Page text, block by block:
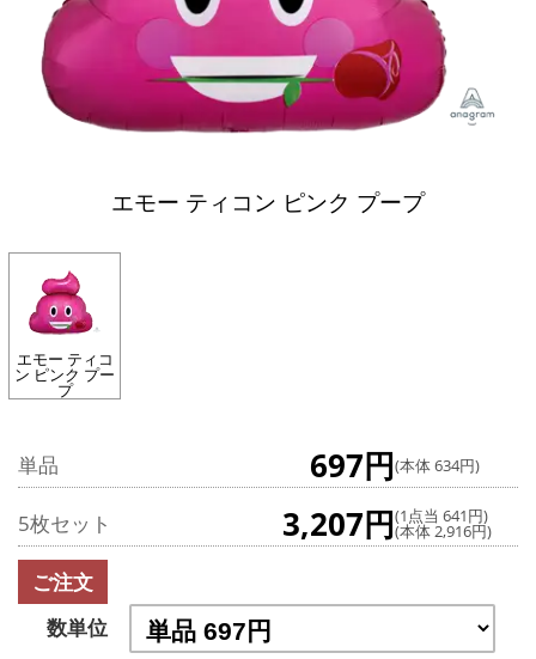
エモー ティコン ピンク プープ
エモー ティコ
ン ピンク プー
プ
単品 697円(本体 634円)
5枚セット 3,207円(1点当 641円)
(本体 2,916円)
ご注文
数単位